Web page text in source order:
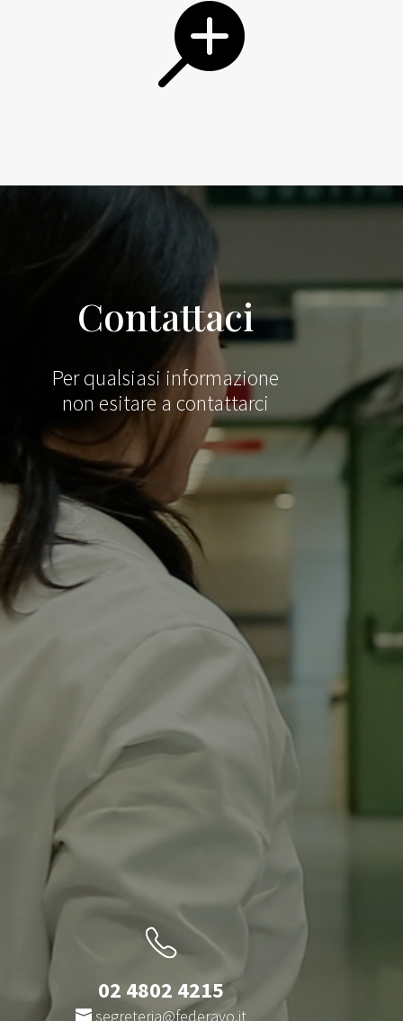

Contattaci
Per qualsiasi informazione
non esitare a contattarci
02 4802 4215
segreteria@federavo.it